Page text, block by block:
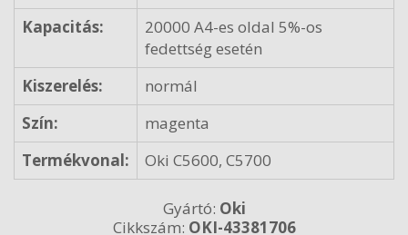
Kapacitás:
20000 A4-es oldal 5%-os
fedettség esetén
Kiszerelés:
normál
Szín:
magenta
Termékvonal:
Oki C5600, C5700
Gyártó: Oki
Cikkszám: OKI-43381706